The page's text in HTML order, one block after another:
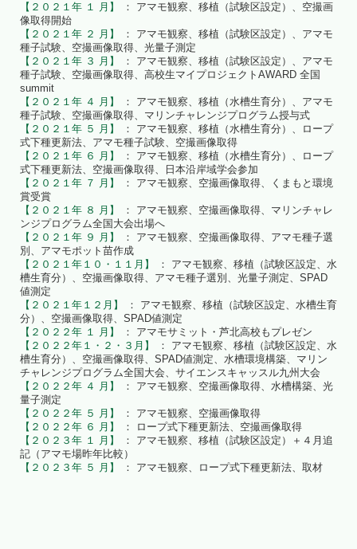
【２０２１年 １ 月】
： アマモ観察、移植（試験区設定）、空撮画
像取得開始
【２０２１年 ２ 月】
： アマモ観察、移植（試験区設定）、アマモ
種子試験、空撮画像取得、光量子測定
【２０２１年 ３ 月】
： アマモ観察、移植（試験区設定）、アマモ
種子試験、空撮画像取得、高校生マイプロジェクトAWARD 全国
summit
【２０２１年 ４ 月】
： アマモ観察、移植（水槽生育分）、アマモ
種子試験、空撮画像取得、マリンチャレンジプログラム授与式
【２０２１年 ５ 月】
： アマモ観察、移植（水槽生育分）、ロープ
式下種更新法、アマモ種子試験、空撮画像取得
【２０２１年 ６ 月】
： アマモ観察、移植（水槽生育分）、ロープ
式下種更新法、空撮画像取得、日本沿岸域学会参加
【２０２１年 ７ 月】
： アマモ観察、空撮画像取得、くまもと環境
賞受賞
【２０２１年 ８ 月】
： アマモ観察、空撮画像取得、マリンチャレ
ンジプログラム全国大会出場へ
【２０２１年 ９ 月】
： アマモ観察、空撮画像取得、アマモ種子選
別、アマモポット苗作成
【２０２１年１０・１１月】
： アマモ観察、移植（試験区設定、水
槽生育分）、空撮画像取得、アマモ種子選別、光量子測定、SPAD
値測定
【２０２１年１２月】
： アマモ観察、移植（試験区設定、水槽生育
分）、空撮画像取得、SPAD値測定
【２０２２年 １ 月】
： アマモサミット・芦北高校もプレゼン
【２０２２年１・２・３月】
： アマモ観察、移植（試験区設定、水
槽生育分）、空撮画像取得、SPAD値測定、水槽環境構築、マリン
チャレンジプログラム全国大会、サイエンスキャッスル九州大会
【２０２２年 ４ 月】
： アマモ観察、空撮画像取得、水槽構築、光
量子測定
【２０２２年 ５ 月】
： アマモ観察、空撮画像取得
【２０２２年 ６ 月】
： ロープ式下種更新法、空撮画像取得
【２０２３年 １ 月】
： アマモ観察、移植（試験区設定）＋４月追
記（アマモ場昨年比較）
【２０２３年 ５ 月】
： アマモ観察、ロープ式下種更新法、取材